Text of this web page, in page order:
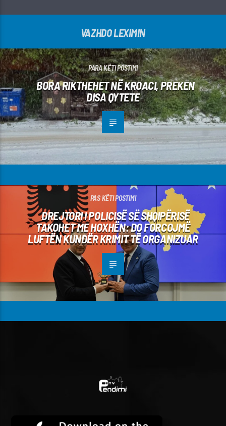
VAZHDO LEXIMIN
PARA KËTI POSTIMI
BORA RIKTHEHET NË KROACI, PREKEN
DISA QYTETE
PAS KËTI POSTIMI
DREJTORI I POLICISË SË SHQIPËRISË
TAKOHET ME HOXHËN: DO FORCOJMË
LUFTËN KUNDËR KRIMIT TË ORGANIZUAR